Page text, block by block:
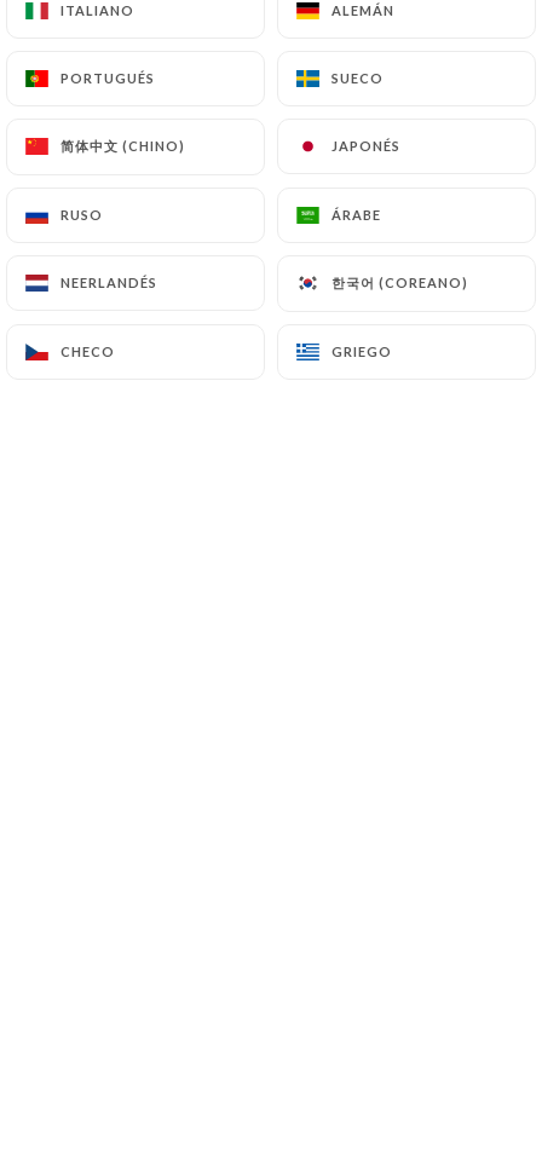
ITALIANO ALEMÁN
PORTUGUÉS SUECO
简体中文 (CHINO) JAPONÉS
RUSO ÁRABE
NEERLANDÉS 한국어 (COREANO)
CHECO GRIEGO
INICIO/GALERÍA
Galería
ITALIANO ALEMÁN
PORTUGUÉS SUECO
简体中文 (CHINO) JAPONÉS
RUSO ÁRABE
NEERLANDÉS 한국어 (COREANO)
CHECO GRIEGO